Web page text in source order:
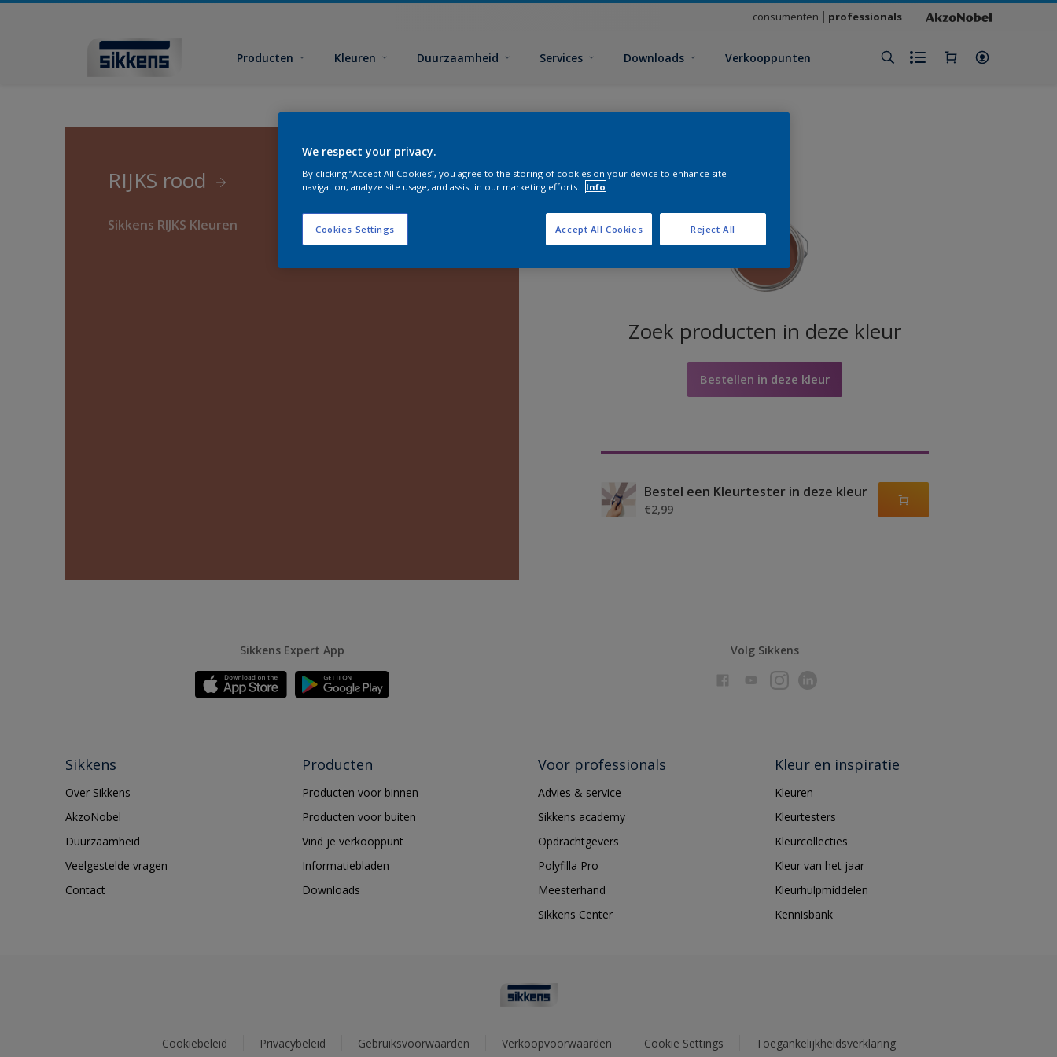
consumenten professionals
Producten Kleuren Duurzaamheid Services Downloads Verkooppunten
RIJKS rood
Sikkens RIJKS Kleuren
Zoek producten in deze kleur
Bestellen in deze kleur
Bestel een Kleurtester in deze kleur
€2,99
Sikkens Expert App Volg Sikkens
Sikkens
Over Sikkens
AkzoNobel
Duurzaamheid
Veelgestelde vragen
Contact
Producten
Producten voor binnen
Producten voor buiten
Vind je verkooppunt
Informatiebladen
Downloads
Voor professionals
Advies & service
Sikkens academy
Opdrachtgevers
Polyfilla Pro
Meesterhand
Sikkens Center
Kleur en inspiratie
Kleuren
Kleurtesters
Kleurcollecties
Kleur van het jaar
Kleurhulpmiddelen
Kennisbank
Cookiebeleid Privacybeleid Gebruiksvoorwaarden Verkoopvoorwaarden Cookie Settings Toegankelijkheidsverklaring
We respect your privacy.
By clicking “Accept All Cookies”, you agree to the storing of cookies on your device to enhance site
navigation, analyze site usage, and assist in our marketing efforts.
Info
Cookies Settings Reject All
Accept All Cookies